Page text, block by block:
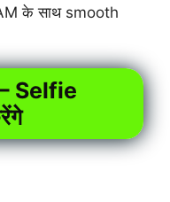
के साथ smooth
Selfie